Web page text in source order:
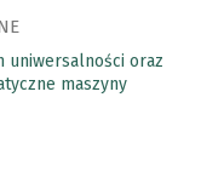
uniwersalności oraz
maszyny